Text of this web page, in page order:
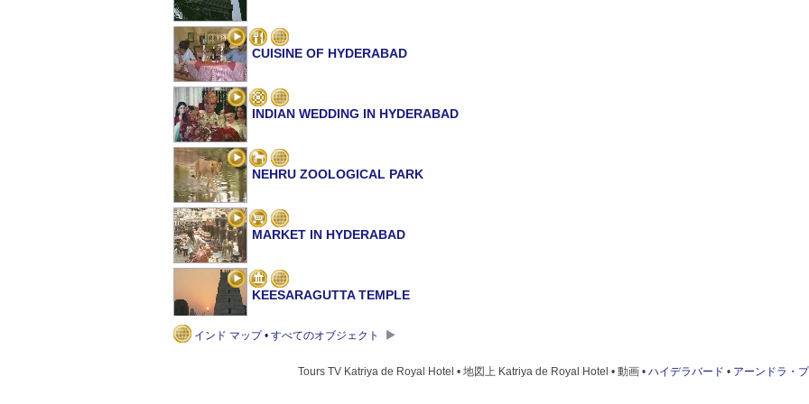
CUISINE OF HYDERABAD
INDIAN WEDDING IN HYDERABAD
NEHRU ZOOLOGICAL PARK
MARKET IN HYDERABAD
KEESARAGUTTA TEMPLE
インド マップ • すべてのオブジェクト
Tours TV Katriya de Royal Hotel • 地図上 Katriya de Royal Hotel • 動画 • ハイデラバード • アーンドラ・